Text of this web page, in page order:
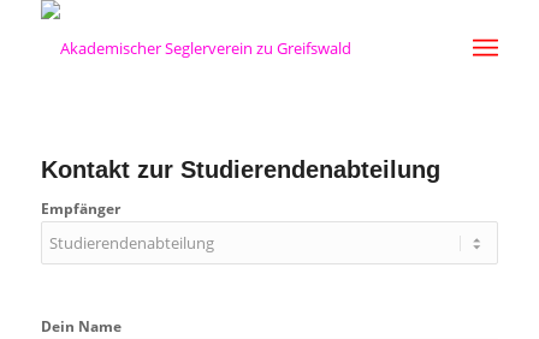
Kontakt zur Studierendenabteilung
Empfänger
Dein Name